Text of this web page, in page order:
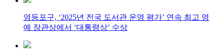
영등포구, ‘2025년 전국 도서관 운영 평가’ 연속 최고 영
예 장관상에서 ‘대통령상’ 수상